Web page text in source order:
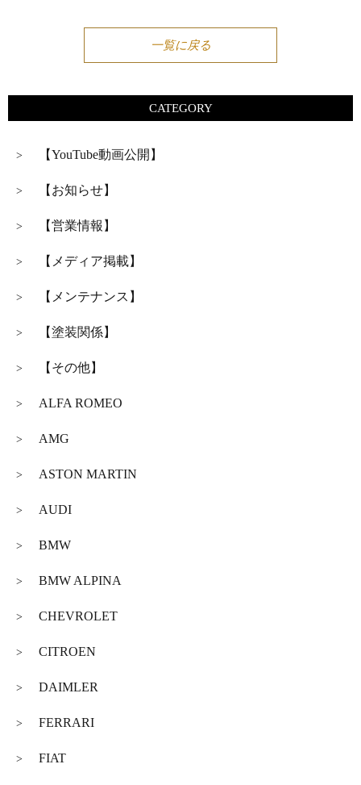
一覧に戻る
CATEGORY
> 【YouTube動画公開】
> 【お知らせ】
> 【営業情報】
> 【メディア掲載】
> 【メンテナンス】
> 【塗装関係】
> 【その他】
> ALFA ROMEO
> AMG
> ASTON MARTIN
> AUDI
> BMW
> BMW ALPINA
> CHEVROLET
> CITROEN
> DAIMLER
> FERRARI
> FIAT